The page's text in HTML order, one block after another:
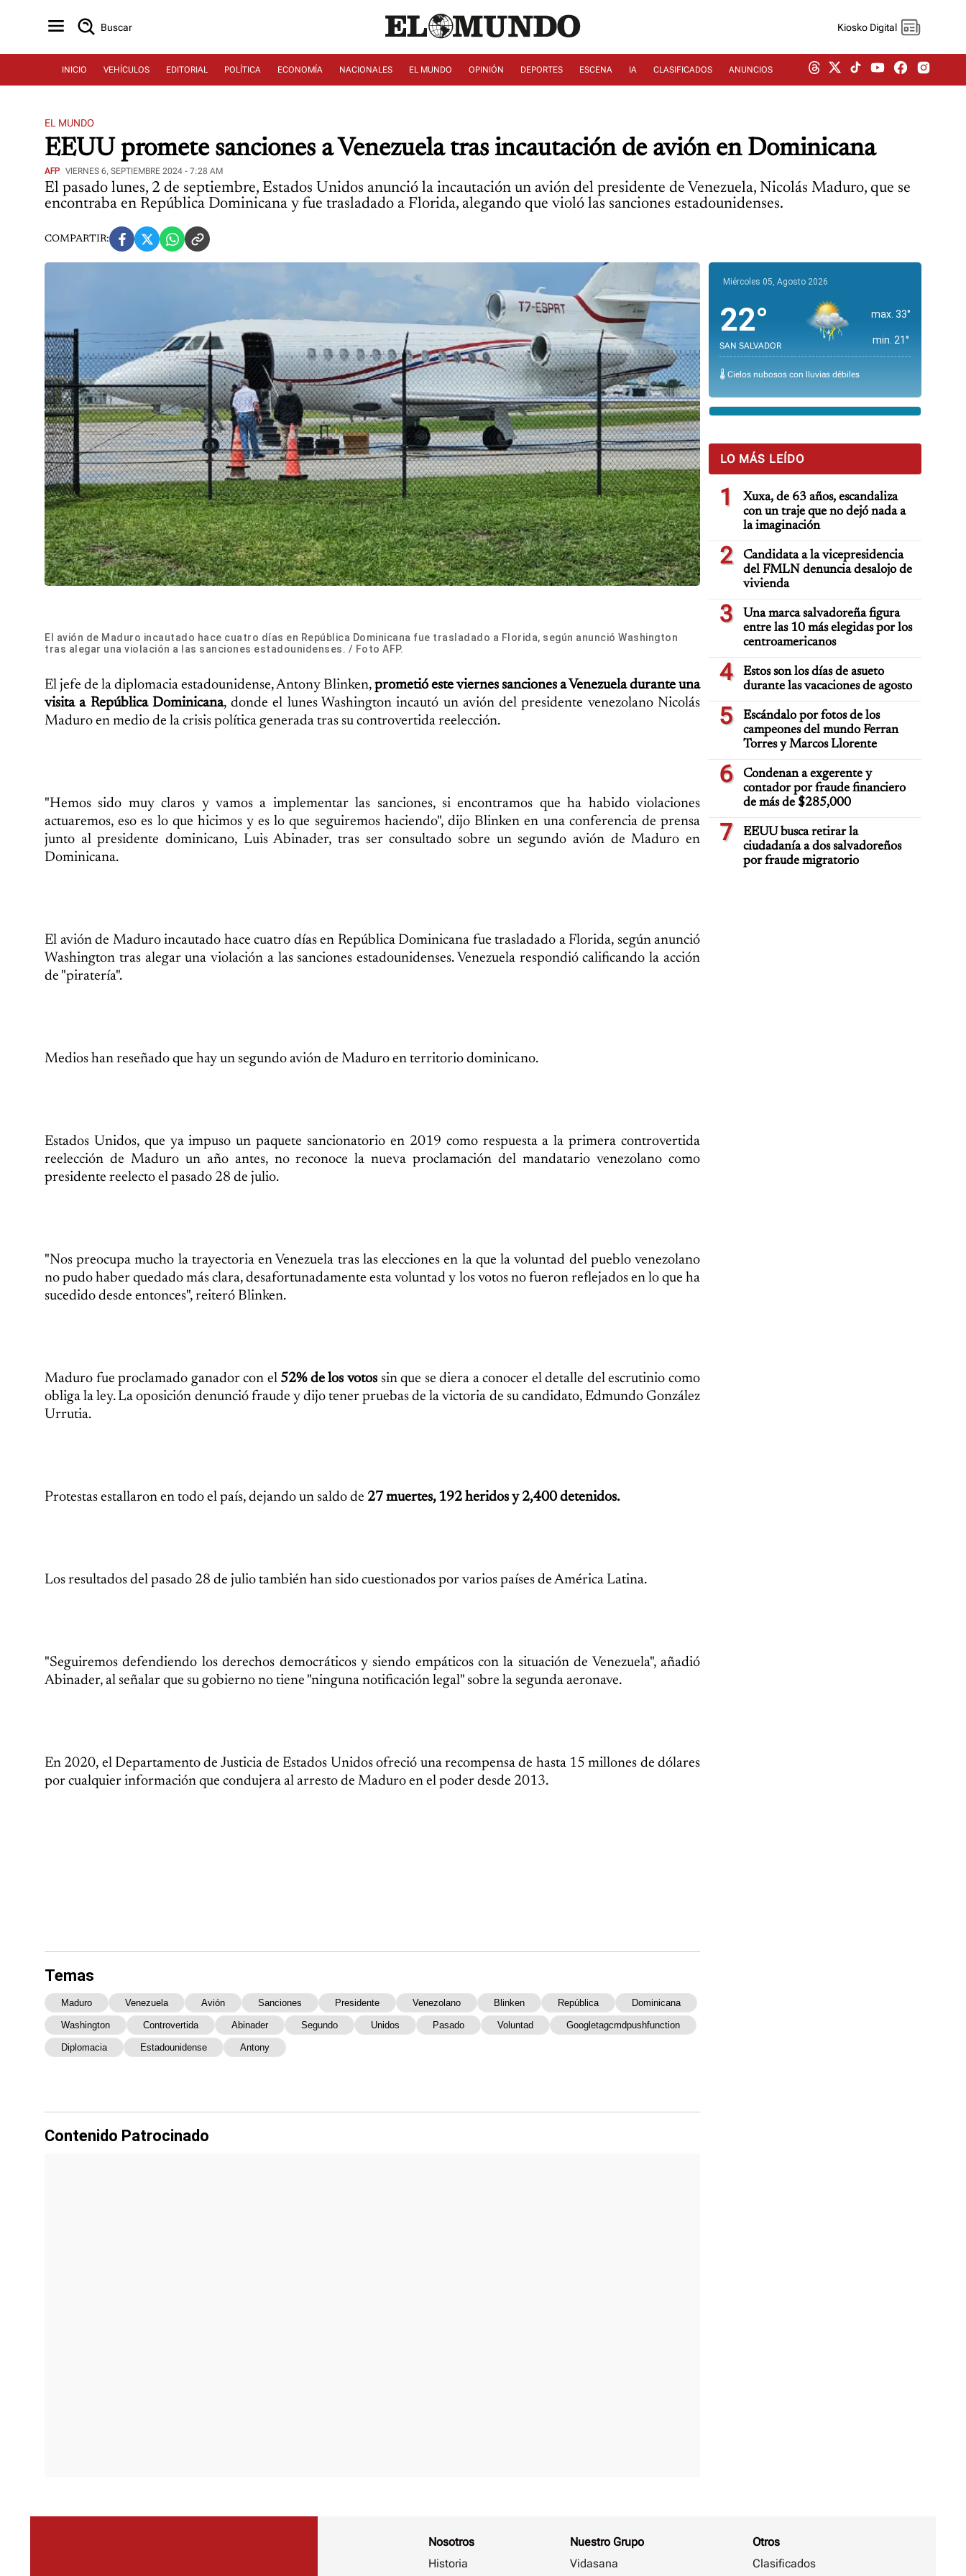
Buscar Kiosko Digital
INICIO VEHÍCULOS EDITORIAL POLÍTICA ECONOMÍA NACIONALES EL MUNDO OPINIÓN DEPORTES ESCENA IA CLASIFICADOS ANUNCIOS
EL MUNDO
EEUU promete sanciones a Venezuela tras incautación de avión en Dominicana
AFP VIERNES 6, SEPTIEMBRE 2024 - 7:28 AM
El pasado lunes, 2 de septiembre, Estados Unidos anunció la incautación un avión del presidente de Venezuela, Nicolás Maduro, que se
encontraba en República Dominicana y fue trasladado a Florida, alegando que violó las sanciones estadounidenses.
COMPARTIR:
El avión de Maduro incautado hace cuatro días en República Dominicana fue trasladado a Florida, según anunció Washington
tras alegar una violación a las sanciones estadounidenses. / Foto AFP.
El jefe de la diplomacia estadounidense, Antony Blinken, prometió este viernes sanciones a Venezuela durante una
visita a República Dominicana, donde el lunes Washington incautó un avión del presidente venezolano Nicolás
Maduro en medio de la crisis política generada tras su controvertida reelección.
"Hemos sido muy claros y vamos a implementar las sanciones, si encontramos que ha habido violaciones
actuaremos, eso es lo que hicimos y es lo que seguiremos haciendo", dijo Blinken en una conferencia de prensa
junto al presidente dominicano, Luis Abinader, tras ser consultado sobre un segundo avión de Maduro en
Dominicana.
El avión de Maduro incautado hace cuatro días en República Dominicana fue trasladado a Florida, según anunció
Washington tras alegar una violación a las sanciones estadounidenses. Venezuela respondió calificando la acción
de "piratería".
Medios han reseñado que hay un segundo avión de Maduro en territorio dominicano.
Estados Unidos, que ya impuso un paquete sancionatorio en 2019 como respuesta a la primera controvertida
reelección de Maduro un año antes, no reconoce la nueva proclamación del mandatario venezolano como
presidente reelecto el pasado 28 de julio.
"Nos preocupa mucho la trayectoria en Venezuela tras las elecciones en la que la voluntad del pueblo venezolano
no pudo haber quedado más clara, desafortunadamente esta voluntad y los votos no fueron reflejados en lo que ha
sucedido desde entonces", reiteró Blinken.
Maduro fue proclamado ganador con el52% de los votos sin que se diera a conocer el detalle del escrutinio como
obliga la ley. La oposición denunció fraude y dijo tener pruebas de la victoria de su candidato, Edmundo González
Urrutia.
Protestas estallaron en todo el país, dejando un saldo de 27 muertes, 192 heridos y 2,400 detenidos.
Los resultados del pasado 28 de julio también han sido cuestionados por varios países de América Latina.
"Seguiremos defendiendo los derechos democráticos y siendo empáticos con la situación de Venezuela", añadió
Abinader, al señalar que su gobierno no tiene "ninguna notificación legal" sobre la segunda aeronave.
En 2020, el Departamento de Justicia de Estados Unidos ofreció una recompensa de hasta 15 millones de dólares
por cualquier información que condujera al arresto de Maduro en el poder desde 2013.
Temas
Maduro Venezuela Avión Sanciones Presidente Venezolano Blinken República Dominicana
Washington Controvertida Abinader Segundo Unidos Pasado Voluntad Googletagcmdpushfunction
Diplomacia Estadounidense Antony
Contenido Patrocinado
Miércoles 05, Agosto 2026
22°
SAN SALVADOR
max. 33°
min. 21°
🌡️ Cielos nubosos con lluvias débiles
LO MÁS LEÍDO
1
Xuxa, de 63 años, escandaliza
con un traje que no dejó nada a
la imaginación
2
Candidata a la vicepresidencia
del FMLN denuncia desalojo de
vivienda
3
Una marca salvadoreña figura
entre las 10 más elegidas por los
centroamericanos
4
Estos son los días de asueto
durante las vacaciones de agosto
5
Escándalo por fotos de los
campeones del mundo Ferran
Torres y Marcos Llorente
6
Condenan a exgerente y
contador por fraude financiero
de más de $285,000
7
EEUU busca retirar la
ciudadanía a dos salvadoreños
por fraude migratorio
Nosotros
Historia
Nuestro Grupo
Vidasana
Otros
Clasificados